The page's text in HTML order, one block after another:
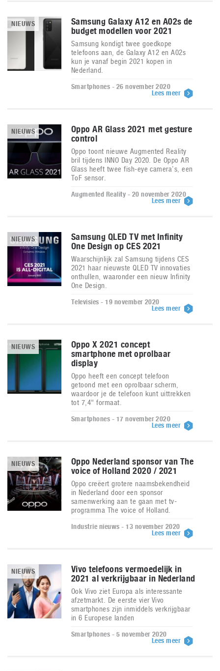
NIEUWS
Samsung Galaxy A12 en A02s de
budget modellen voor 2021
Samsung kondigt twee goedkope
telefoons aan, de Galaxy A12 en A02s
kun je vanaf begin 2021 kopen in
Nederland.
Smartphones - 26 november 2020
Lees meer
NIEUWS
Oppo AR Glass 2021 met gesture
control
Oppo toont nieuwe Augmented Reality
bril tijdens INNO Day 2020. De Oppo AR
Glass heeft twee fish-eye camera’s, een
ToF sensor.
Augmented Reality - 20 november 2020
Lees meer
NIEUWS
Samsung QLED TV met Infinity
One Design op CES 2021
Waarschijnlijk zal Samsung tijdens CES
2021 haar nieuwste QLED TV innovaties
onthullen, waaronder een nieuw Infinity
One Design.
Televisies - 19 november 2020
Lees meer
NIEUWS
Oppo X 2021 concept
smartphone met oprolbaar
display
Oppo heeft een concept telefoon
getoond met een oprolbaar scherm,
waardoor je de telefoon kunt uittrekken
tot 7,4" formaat.
Smartphones - 17 november 2020
Lees meer
NIEUWS
Oppo Nederland sponsor van The
voice of Holland 2020 / 2021
Oppo creëert grotere naamsbekendheid
in Nederland door een sponsor
samenwerking aan te gaan met tv-
programma The voice of Holland.
Industrie nieuws - 13 november 2020
Lees meer
NIEUWS
Vivo telefoons vermoedelijk in
2021 al verkrijgbaar in Nederland
Ook Vivo ziet Europa als interessante
afzetmarkt. De eerste vier Vivo
smartphones zijn inmiddels verkrijgbaar
in 6 Europese landen
Smartphones - 5 november 2020
Lees meer